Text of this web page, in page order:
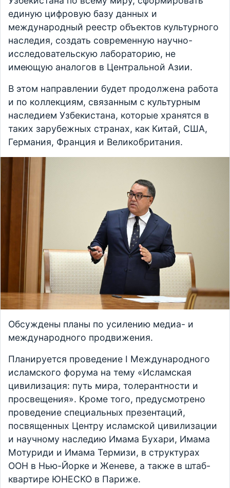
единую цифровую базу данных и
международный реестр объектов культурного
наследия, создать современную научно-
исследовательскую лабораторию, не
имеющую аналогов в Центральной Азии.
В этом направлении будет продолжена работа
и по коллекциям, связанным с культурным
наследием Узбекистана, которые хранятся в
таких зарубежных странах, как Китай, США,
Германия, Франция и Великобритания.
Обсуждены планы по усилению медиа- и
международного продвижения.
Планируется проведение I Международного
исламского форума на тему «Исламская
цивилизация: путь мира, толерантности и
просвещения». Кроме того, предусмотрено
проведение специальных презентаций,
посвященных Центру исламской цивилизации
и научному наследию Имама Бухари, Имама
Мотуриди и Имама Термизи, в структурах
ООН в Нью-Йорке и Женеве, а также в штаб-
квартире ЮНЕСКО в Париже.